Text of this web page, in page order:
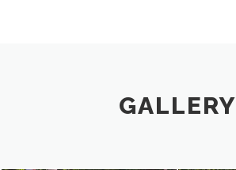
GALLERY